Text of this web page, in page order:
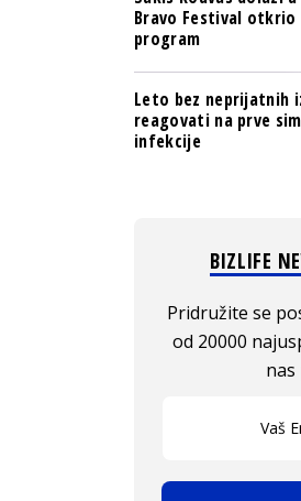
Bravo Festival
program
Leto bez neprijatnih
reagovati na prve
infekcije
BIZLIFE
Pridružite se
od 20000
nas